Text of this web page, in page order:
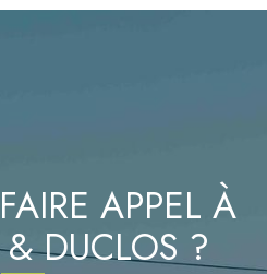
APPEL À
& DUCLOS ?